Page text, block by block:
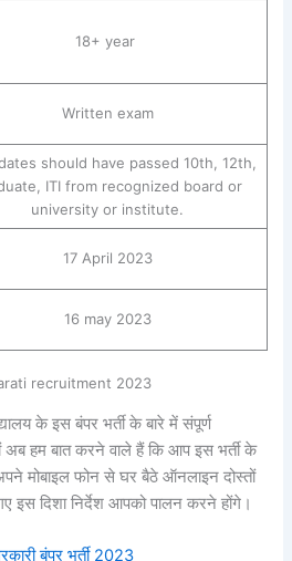
18+ year
Written exam
should have passed 10th, 12th,
ITI from recognized board or
university or institute.
17 April 2023
16 may 2023
recruitment 2023
के इस बंपर भर्ती के बारे में संपूर्ण
अब हम बात करने वाले हैं कि आप इस भर्ती के
मोबाइल फोन से घर बैठे ऑनलाइन दोस्तों
इस दिशा निर्देश आपको पालन करने होंगे।
बंपर भर्ती 2023